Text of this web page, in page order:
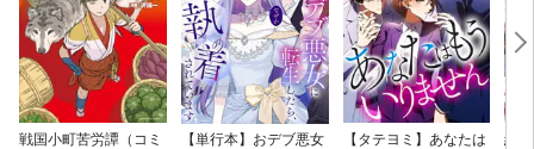
戦国小町苦労譚（コミ
【単行本】おデブ悪女
【タテヨミ】あなたは
結